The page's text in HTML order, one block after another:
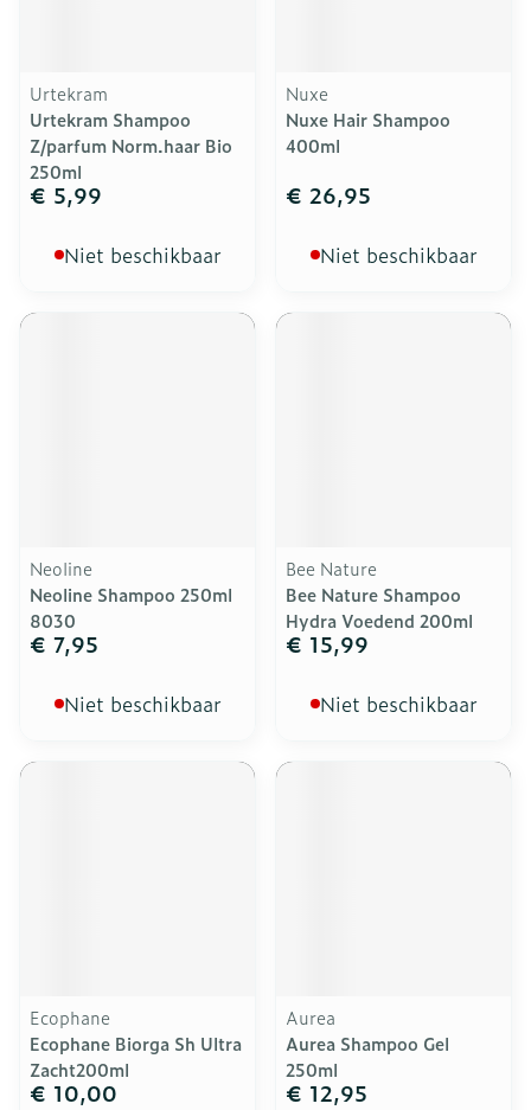
Urtekram
Urtekram Shampoo
Z/parfum Norm.haar Bio
250ml
€ 5,99
Niet beschikbaar
Nuxe
Nuxe Hair Shampoo
400ml
€ 26,95
Niet beschikbaar
Neoline
Neoline Shampoo 250ml
8030
€ 7,95
Niet beschikbaar
Bee Nature
Bee Nature Shampoo
Hydra Voedend 200ml
€ 15,99
Niet beschikbaar
Ecophane
Ecophane Biorga Sh Ultra
Zacht200ml
€ 10,00
Aurea
Aurea Shampoo Gel
250ml
€ 12,95